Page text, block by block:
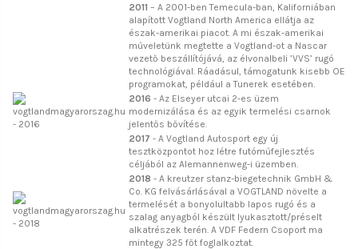
2011 – A 2001-ben Temecula-ban, Kaliforniában
alapított Vogtland North America ellátja az
észak-amerikai piacot. A mi észak-amerikai
műveletünk megtette a Vogtland-ot a Nascar
vezető beszállítójává, az élvonalbeli ’VVS’ rugó
technológiával. Ráadásul, támogatunk kisebb OE
programokat, például a Tunerek esetében.
2016 - Az Elseyer utcai 2-es üzem
modernizálása és az egyik termelési csarnok
jelentős bővítése.
2017 - A Vogtland Autosport egy új
tesztközpontot hoz létre futóműfejlesztés
céljából az Alemannenweg-i üzemben.
2018 - A kreutzer stanz-biegetechnik GmbH &
Co. KG felvásárlásával a VOGTLAND növelte a
termelését a bonyolultabb lapos rugó és a
szalag anyagból készült lyukasztott/préselt
alkatrészek terén. A VDF Federn Csoport ma
mintegy 325 főt foglalkoztat.